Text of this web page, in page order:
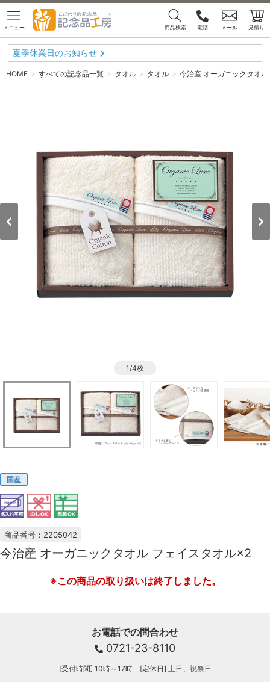
メニュー 商品検索 電話 メール 見積り
夏季休業日のお知らせ
HOME すべての記念品一覧 タオル タオル 今治産 オーガニックタオ
1/4枚
国産
商品番号：2205042
今治産 オーガニックタオル フェイスタオル×2
※この商品の取り扱いは終了しました。
お電話での問合わせ
0721-23-8110
[受付時間] 10時～17時 [定休日] 土日、祝祭日